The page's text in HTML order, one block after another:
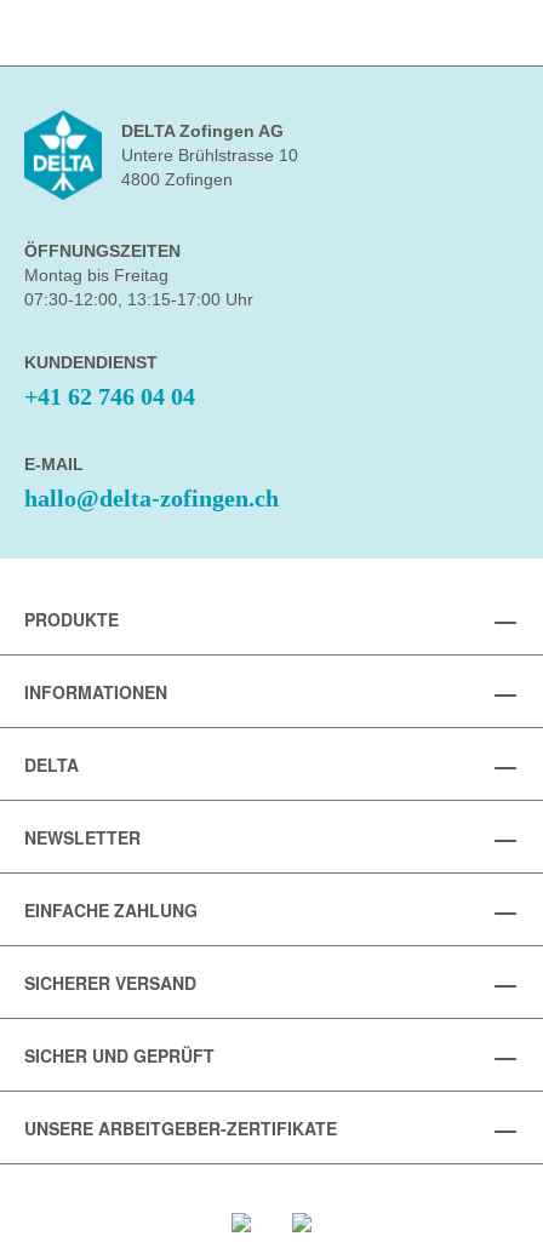
DELTA Zofingen AG
Untere Brühlstrasse 10
4800 Zofingen
ÖFFNUNGSZEITEN
Montag bis Freitag
07:30-12:00, 13:15-17:00 Uhr
KUNDENDIENST
+41 62 746 04 04
E-MAIL
hallo@delta-zofingen.ch
PRODUKTE
INFORMATIONEN
DELTA
NEWSLETTER
EINFACHE ZAHLUNG
SICHERER VERSAND
SICHER UND GEPRÜFT
UNSERE ARBEITGEBER-ZERTIFIKATE